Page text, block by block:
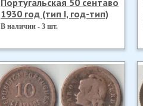
Португальская 50 сентаво
1930 год (тип I, год-тип)
В наличии - 3 шт.